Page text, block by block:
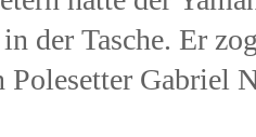
der Tasche. Er
Polesetter Gabriel